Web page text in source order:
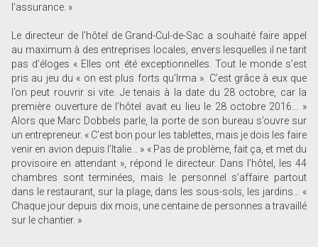
l’assurance. »
Le directeur de l’hôtel de Grand-Cul-de-Sac a souhaité faire appel
au maximum à des entreprises locales, envers lesquelles il ne tarit
pas d’éloges « Elles ont été exceptionnelles. Tout le monde s’est
pris au jeu du « on est plus forts qu’Irma ». C’est grâce à eux que
l’on peut rouvrir si vite. Je tenais à la date du 28 octobre, car la
première ouverture de l’hôtel avait eu lieu le 28 octobre 2016… »
Alors que Marc Dobbels parle, la porte de son bureau s’ouvre sur
un entrepreneur. « C’est bon pour les tablettes, mais je dois les faire
venir en avion depuis l’Italie… » « Pas de problème, fait ça, et met du
provisoire en attendant », répond le directeur. Dans l’hôtel, les 44
chambres sont terminées, mais le personnel s’affaire partout
dans le restaurant, sur la plage, dans les sous-sols, les jardins… «
Chaque jour depuis dix mois, une centaine de personnes a travaillé
sur le chantier. »